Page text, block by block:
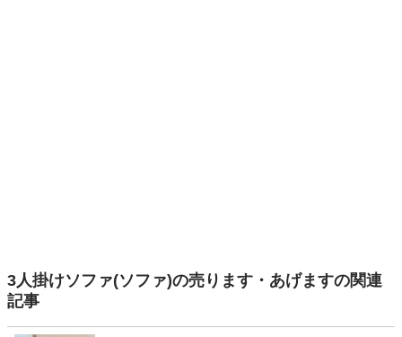
3人掛けソファ(ソファ)の売ります・あげますの関連
記事